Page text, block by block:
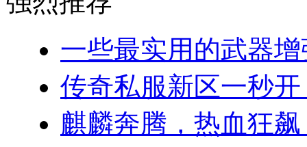
一些最实用的武器
传奇私服新区一秒开
麒麟奔腾，热血狂